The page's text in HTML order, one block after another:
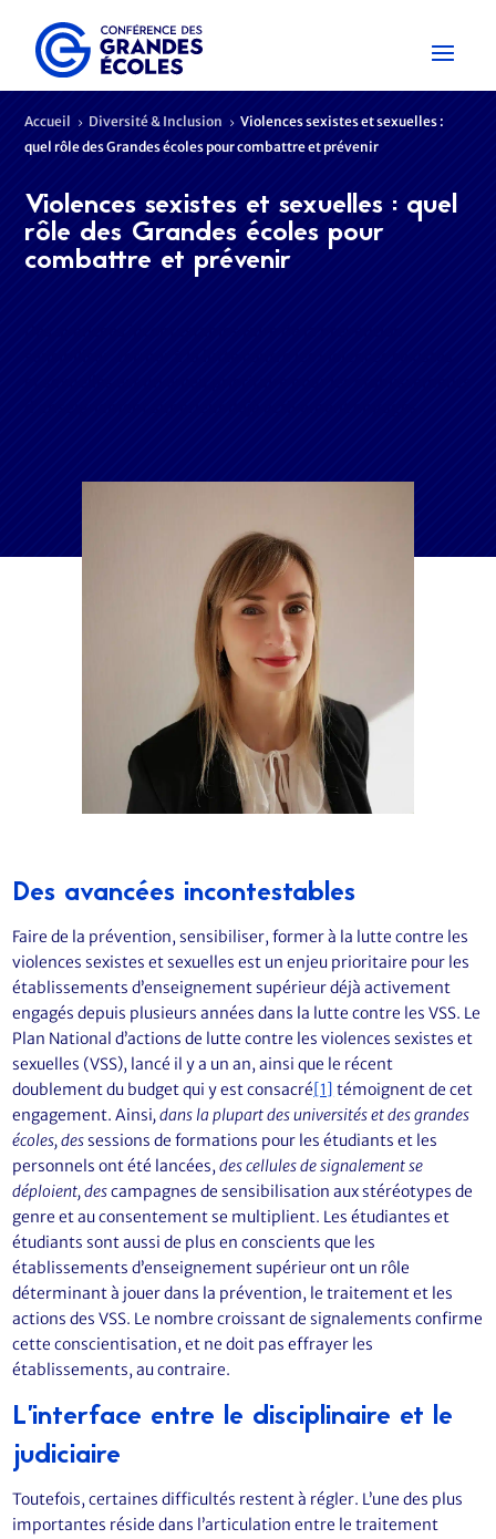
Accueil 5 Diversité & Inclusion 5 Violences sexistes et sexuelles :
quel rôle des Grandes écoles pour combattre et prévenir
Violences sexistes et sexuelles : quel
rôle des Grandes écoles pour
combattre et prévenir
Des avancées incontestables
Faire de la prévention, sensibiliser, former à la lutte contre les
violences sexistes et sexuelles est un enjeu prioritaire pour les
établissements d’enseignement supérieur déjà activement
engagés depuis plusieurs années dans la lutte contre les VSS. Le
Plan National d’actions de lutte contre les violences sexistes et
sexuelles (VSS), lancé il y a un an, ainsi que le récent
doublement du budget qui y est consacré[1] témoignent de cet
engagement. Ainsi, dans la plupart des universités et des grandes
écoles, dessessions de formations pour les étudiants et les
personnels ont été lancées,des cellules de signalement se
déploient, descampagnes de sensibilisation aux stéréotypes de
genre et au consentement se multiplient. Les étudiantes et
étudiants sont aussi de plus en conscients que les
établissements d’enseignement supérieur ont un rôle
déterminant à jouer dans la prévention, le traitement et les
actions des VSS. Le nombre croissant de signalements confirme
cette conscientisation, et ne doit pas effrayer les
établissements, au contraire.
L’interface entre le disciplinaire et le
judiciaire
Toutefois, certaines difficultés restent à régler. L’une des plus
importantes réside dans l’articulation entre le traitement